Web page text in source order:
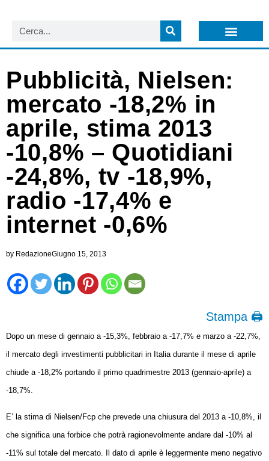
Pubblicità, Nielsen:
mercato -18,2% in
aprile, stima 2013
-10,8% – Quotidiani
-24,8%, tv -18,9%,
radio -17,4% e
internet -0,6%
by RedazioneGiugno 15, 2013
Stampa 🖨
Dopo un mese di gennaio a -15,3%, febbraio a -17,7% e marzo a -22,7%,
il mercato degli investimenti pubblicitari in Italia durante il mese di aprile
chiude a -18,2% portando il primo quadrimestre 2013 (gennaio-aprile) a
-18,7%.
E’ la stima di Nielsen/Fcp che prevede una chiusura del 2013 a -10,8%, il
che significa una forbice che potrà ragionevolmente andare dal -10% al
-11% sul totale del mercato. Il dato di aprile è leggermente meno negativo